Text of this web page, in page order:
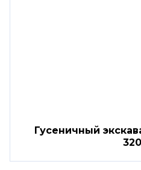
Гусеничный